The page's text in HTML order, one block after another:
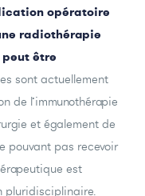
opératoire
radiothérapie
être
sont actuellement
de l’immunothérapie
et également de
pouvant pas recevoir
est
pluridisciplinaire.